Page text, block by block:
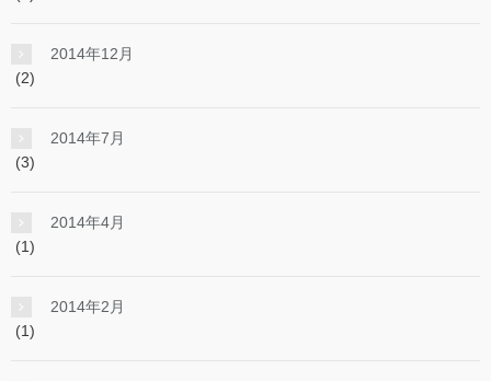
2014年12月
(2)
2014年7月
(3)
2014年4月
(1)
2014年2月
(1)